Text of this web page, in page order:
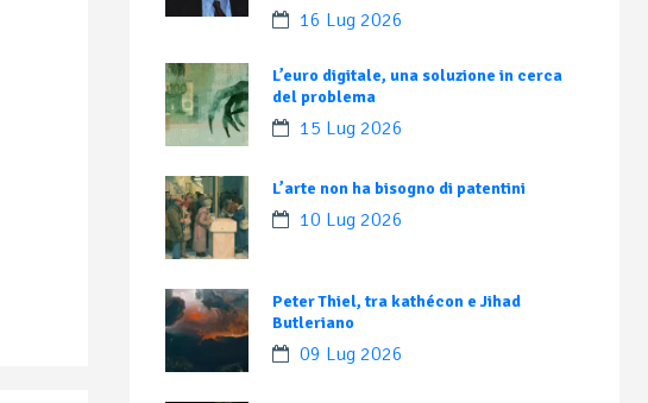
16 Lug 2026
L’euro digitale, una soluzione in cerca
del problema
15 Lug 2026
L’arte non ha bisogno di patentini
10 Lug 2026
Peter Thiel, tra kathécon e Jihad
Butleriano
09 Lug 2026